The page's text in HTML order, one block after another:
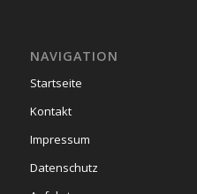
NAVIGATION
Startseite
Kontakt
Impressum
Datenschutz